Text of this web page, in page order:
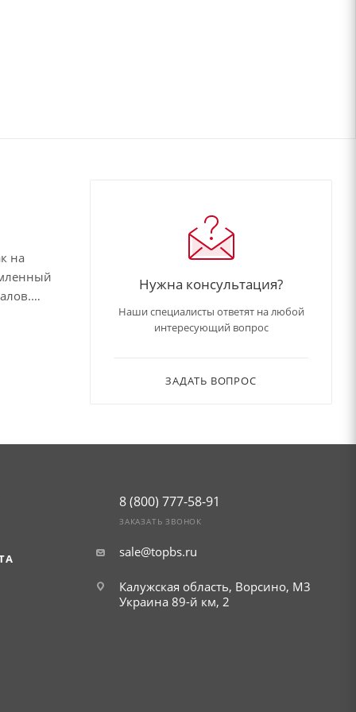
на
Нужна консультация?
Наши специалисты ответят на любой
интересующий вопрос
ЗАДАТЬ ВОПРОС
8 (800) 777-58-91
ЗАКАЗАТЬ ЗВОНОК
sale@topbs.ru
Калужская область, Ворсино, М3
Украина 89-й км, 2